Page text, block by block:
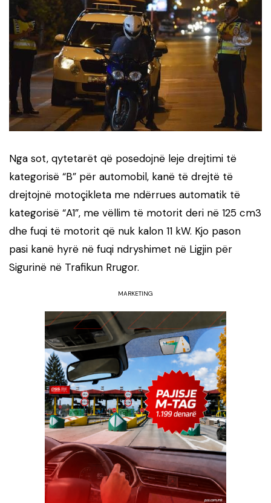
​Nga sot, qytetarët që posedojnë leje drejtimi të
kategorisë “B” për automobil, kanë të drejtë të
drejtojnë motoçikleta me ndërrues automatik të
kategorisë “A1”, me vëllim të motorit deri në 125 cm3
dhe fuqi të motorit që nuk kalon 11 kW. Kjo pason
pasi kanë hyrë në fuqi ndryshimet në Ligjin për
Sigurinë në Trafikun Rrugor.
MARKETING